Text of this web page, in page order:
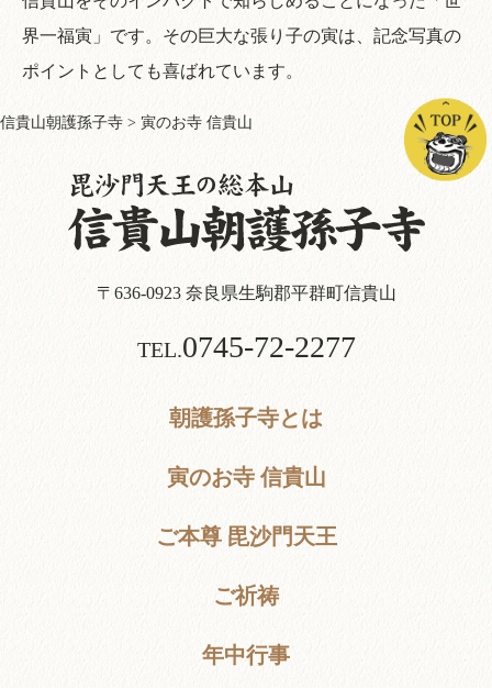
界一福寅」です。その巨大な張り子の寅は、記念写真の
ポイントとしても喜ばれています。
信貴山朝護孫子寺 > 寅のお寺 信貴山
〒636-0923 奈良県生駒郡平群町信貴山
TEL.0745-72-2277
朝護孫子寺とは
寅のお寺 信貴山
ご本尊 毘沙門天王
ご祈祷
年中行事